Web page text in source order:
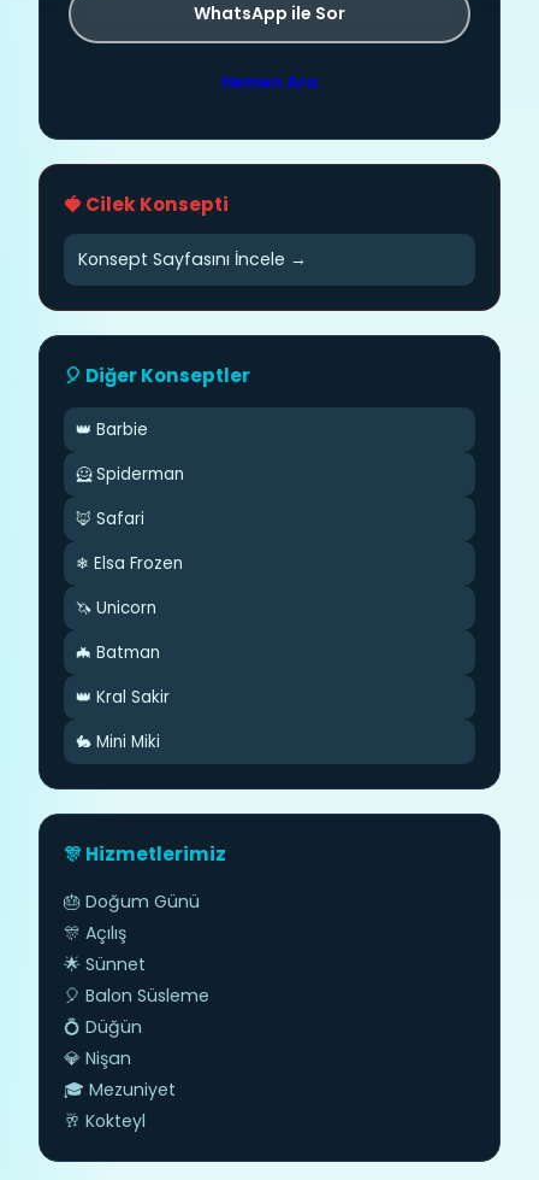
WhatsApp ile Sor
Hemen Ara
🍓 Cilek Konsepti
Konsept Sayfasını İncele →
🎈 Diğer Konseptler
👑 Barbie
🦸 Spiderman
🦊 Safari
❄ Elsa Frozen
🦄 Unicorn
🦇 Batman
👑 Kral Sakir
🐇 Mini Miki
🎊 Hizmetlerimiz
🎂 Doğum Günü
🎊 Açılış
🌟 Sünnet
🎈 Balon Süsleme
💍 Düğün
💎 Nişan
🎓 Mezuniyet
🥂 Kokteyl